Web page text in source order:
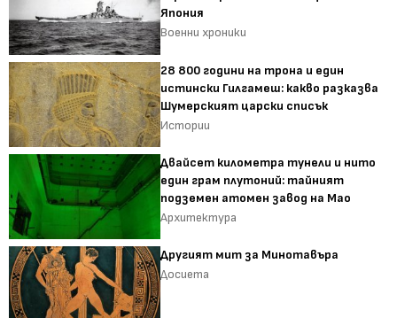
Япония
Военни хроники
28 800 години на трона и един
истински Гилгамеш: какво разказва
Шумерският царски списък
Истории
Двайсет километра тунели и нито
един грам плутоний: тайният
подземен атомен завод на Мао
Архитектура
Другият мит за Минотавъра
Досиета